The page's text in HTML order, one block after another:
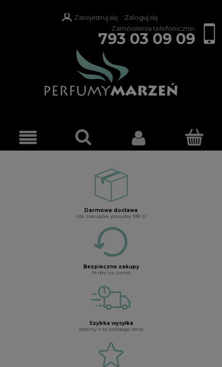
Zarejestruj się
Zaloguj się
Zamówienia telefoniczne:
793 03 09 09
Darmowa dostawa
dla zakupów powyżej 199 zł
Bezpieczne zakupy
14 dni na zwrot
Szybka wysyłka
dbamy o to każdego dnia